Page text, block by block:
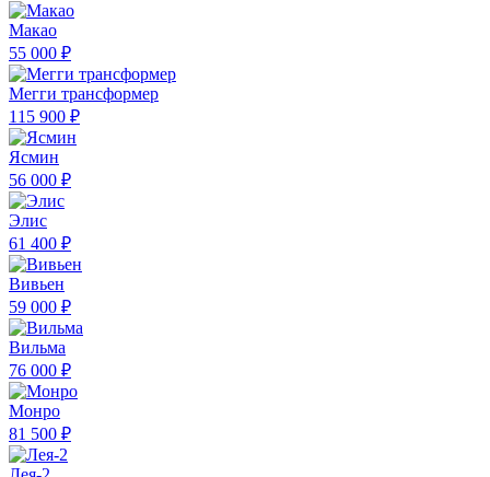
Макао
55 000 ₽
Мегги трансформер
115 900 ₽
Ясмин
56 000 ₽
Элис
61 400 ₽
Вивьен
59 000 ₽
Вильма
76 000 ₽
Монро
81 500 ₽